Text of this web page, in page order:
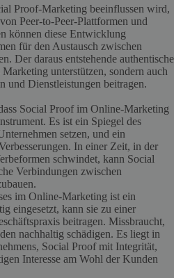
Proof-Marketing beeinflussen wird,
Peer-to-Peer-Plattformen und
können diese Entwicklung
für den Austausch zwischen
Der daraus entstehende authentische
unterstützen, sondern auch
und Dienstleistungen beitragen.
Social Proof im Online-Marketing
Es ist ein Spiegel des
setzen, und ein
In einer Zeit, in der
schwindet, kann Social
Verbindungen zwischen
im Online-Marketing ist ein
eingesetzt, kann sie zu einer
beitragen. Missbraucht,
nachhaltig schädigen. Es liegt in
Social Proof mit Integrität,
Interesse am Wohl der Kunden